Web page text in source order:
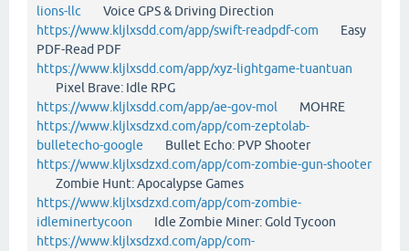
lions-llc Voice GPS & Driving Direction
https://www.kljlxsdd.com/app/swift-readpdf-com Easy
PDF-Read PDF
https://www.kljlxsdd.com/app/xyz-lightgame-tuantuan
Pixel Brave: Idle RPG
https://www.kljlxsdd.com/app/ae-gov-mol MOHRE
https://www.kljlxsdzxd.com/app/com-zeptolab-
bulletecho-google Bullet Echo: PVP Shooter
https://www.kljlxsdzxd.com/app/com-zombie-gun-shooter
Zombie Hunt: Apocalypse Games
https://www.kljlxsdzxd.com/app/com-zombie-
idleminertycoon Idle Zombie Miner: Gold Tycoon
https://www.kljlxsdzxd.com/app/com-